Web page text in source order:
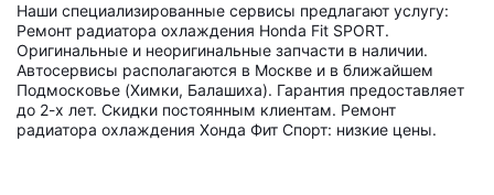
Наши специализированные сервисы предлагают услугу:
Ремонт радиатора охлаждения Honda Fit SPORT.
Оригинальные и неоригинальные запчасти в наличии.
Автосервисы располагаются в Москве и в ближайшем
Подмосковье (Химки, Балашиха). Гарантия предоставляет
до 2-х лет. Скидки постоянным клиентам. Ремонт
радиатора охлаждения Хонда Фит Спорт: низкие цены.